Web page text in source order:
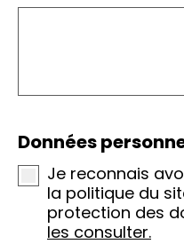
Données
Je reconnais
la politique du
protection des
les consulter.